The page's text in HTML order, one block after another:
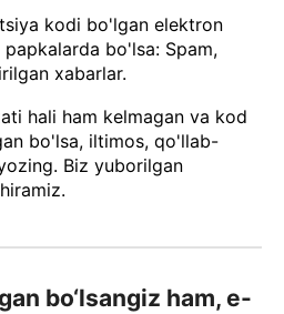
kodi bo'lgan elektron
bo'lsa: Spam,
xabarlar.
hali ham kelmagan va kod
bo'lsa, iltimos, qo'llab-
Biz yuborilgan
bo‘lsangiz ham, e-